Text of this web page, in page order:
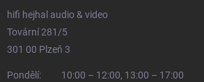
hifi hejhal audio & video
Tovární 281/5
301 00 Plzeň 3
Pondělí:
10:00 – 12:00, 13:00 – 17:00